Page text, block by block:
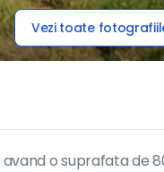
Vezi toate
o suprafata de